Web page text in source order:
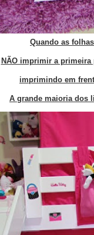
Quando as
NÃO imprimir a primeira
imprimindo em
A grande maioria dos